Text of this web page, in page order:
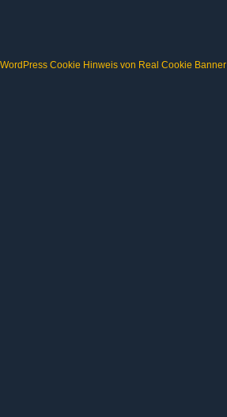
WordPress Cookie Hinweis von Real Cookie Banner